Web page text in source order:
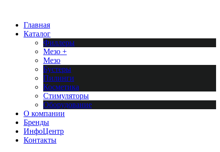
содержимому
Главная
Каталог
Филлеры
Мезо +
Мезо
Бустеры
Пилинги
Косметика
Стимуляторы
Оборудование
О компании
Бренды
ИнфоЦентр
Контакты